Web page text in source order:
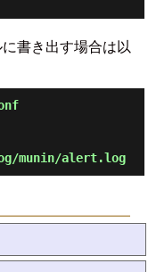
書き出す場合は以
munin/alert.log